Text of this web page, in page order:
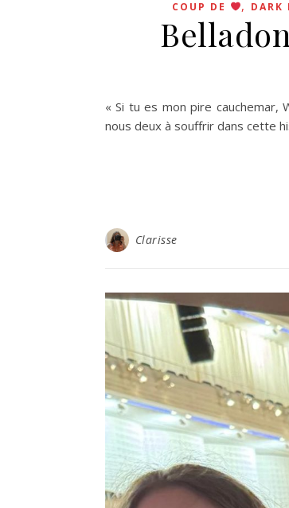
COUP DE , DARK
« Si tu es mon pire cauchemar,
nous deux à souffrir dans cette
Clarisse